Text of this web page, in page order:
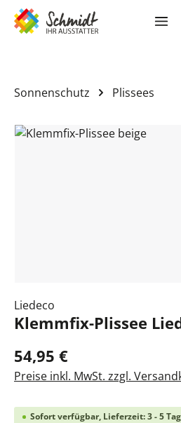
springen
Sonnenschutz Plissees
Bildergalerie überspringen
Liedeco
Klemmfix-Plissee
54,95 €
Preise inkl. MwSt. zzgl.
Sofort verfügbar, Lieferzeit: 3 - 5